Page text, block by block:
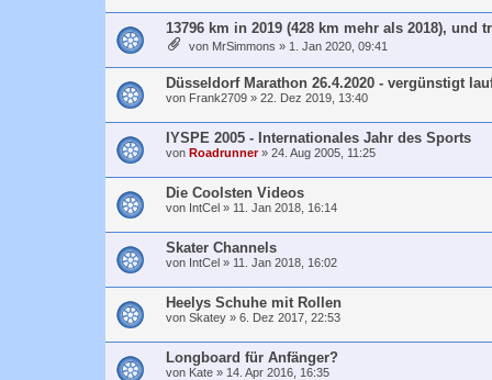
13796 km in 2019 (428 km mehr als 2018), und
von MrSimmons » 1. Jan 2020, 09:41
Düsseldorf Marathon 26.4.2020 - vergünstigt
von Frank2709 » 22. Dez 2019, 13:40
IYSPE 2005 - Internationales Jahr des Sports
von Roadrunner» 24. Aug 2005, 11:25
Die Coolsten Videos
von IntCel » 11. Jan 2018, 16:14
Skater Channels
von IntCel » 11. Jan 2018, 16:02
Heelys Schuhe mit Rollen
von Skatey » 6. Dez 2017, 22:53
Longboard für Anfänger?
von Kate » 14. Apr 2016, 16:35